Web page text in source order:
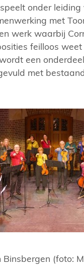
onder
met
werk waarbij
feilloos
een
met
Binsbergen (foto: